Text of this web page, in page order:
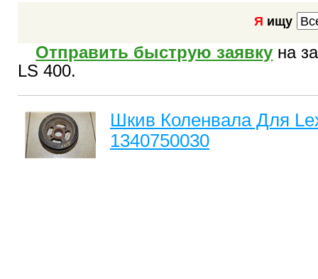
Я ищу
Отправить быструю заявку на
LS 400.
Шкив Коленвала Для
1340750030